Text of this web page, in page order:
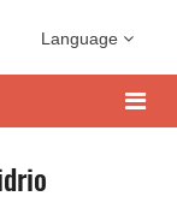
Language